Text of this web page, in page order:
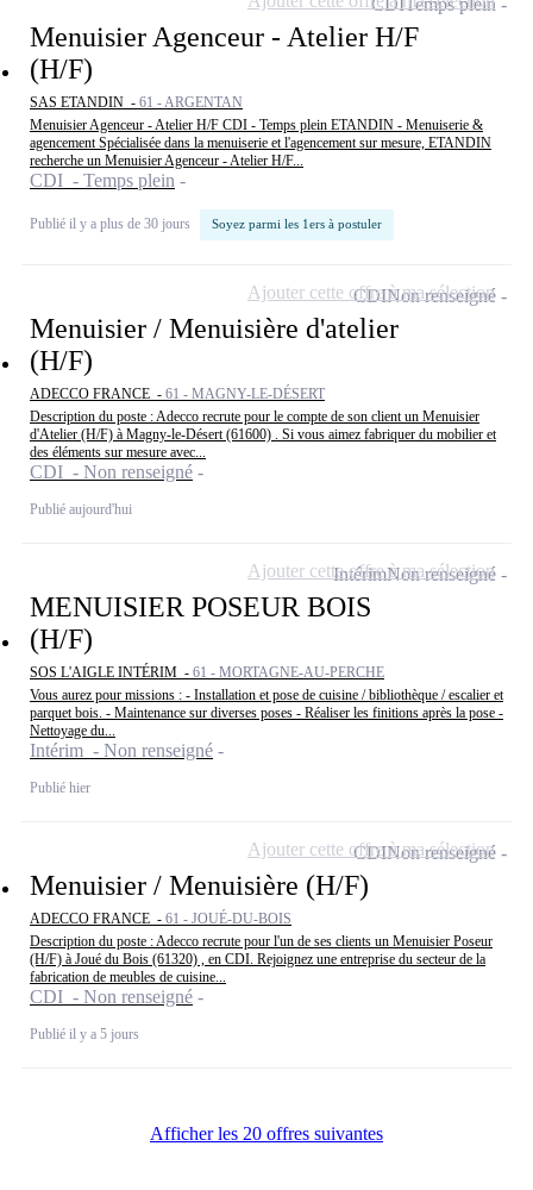
Menuisier Agenceur - Atelier H/F
(H/F)
SAS ETANDIN - 61 - ARGENTAN
Menuisier Agenceur - Atelier H/F CDI - Temps plein ETANDIN - Menuiserie &
agencement Spécialisée dans la menuiserie et l'agencement sur mesure, ETANDIN
recherche un Menuisier Agenceur - Atelier H/F...
CDI - Temps plein
Publié il y a plus de 30 jours Soyez parmi les 1ers à postuler
CDITemps plein
Menuisier / Menuisière d'atelier
(H/F)
ADECCO FRANCE - 61 - MAGNY-LE-DÉSERT
Description du poste : Adecco recrute pour le compte de son client un Menuisier
d'Atelier (H/F) à Magny-le-Désert (61600) . Si vous aimez fabriquer du mobilier et
des éléments sur mesure avec...
CDI - Non renseigné
Publié aujourd'hui
CDINon renseigné
Ajouter cette offre à ma sélection
MENUISIER POSEUR BOIS
(H/F)
SOS L'AIGLE INTÉRIM - 61 - MORTAGNE-AU-PERCHE
Vous aurez pour missions : - Installation et pose de cuisine / bibliothèque / escalier et
parquet bois. - Maintenance sur diverses poses - Réaliser les finitions après la pose -
Nettoyage du...
Intérim - Non renseigné
Publié hier
IntérimNon renseigné
Ajouter cette offre à ma sélection
Menuisier / Menuisière (H/F)
ADECCO FRANCE - 61 - JOUÉ-DU-BOIS
Description du poste : Adecco recrute pour l'un de ses clients un Menuisier Poseur
(H/F) à Joué du Bois (61320) , en CDI. Rejoignez une entreprise du secteur de la
fabrication de meubles de cuisine...
CDI - Non renseigné
Publié il y a 5 jours
CDINon renseigné
Ajouter cette offre à ma sélection
Afficher les 20 offres suivantes